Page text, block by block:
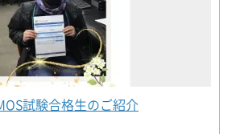
試験合格生のご紹介